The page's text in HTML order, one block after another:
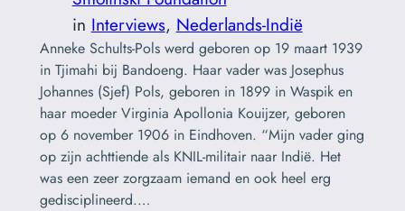
in Interviews, Nederlands-Indië
Anneke Schults-Pols werd geboren op 19 maart 1939
in Tjimahi bij Bandoeng. Haar vader was Josephus
Johannes (Sjef) Pols, geboren in 1899 in Waspik en
haar moeder Virginia Apollonia Kouijzer, geboren
op 6 november 1906 in Eindhoven. “Mijn vader ging
op zijn achttiende als KNIL-militair naar Indië. Het
was een zeer zorgzaam iemand en ook heel erg
gedisciplineerd.…